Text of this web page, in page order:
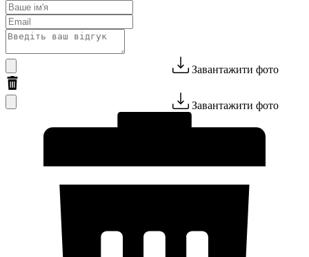
Завантажити фото
Завантажити фото